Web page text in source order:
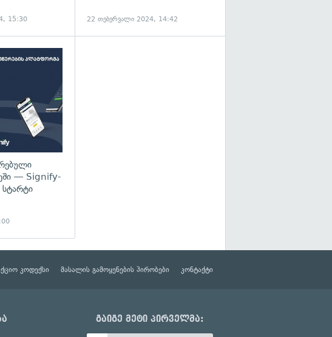
15:30 22 თებერვალი 2024, 14:42
— Signify-
კოდექსი მასალის გამოყენების პირობები კონტაქტი
გაიგე მეტი პირველმა: